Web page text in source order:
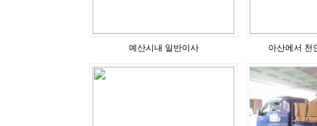
예산시내 일반이사 아산에서 천